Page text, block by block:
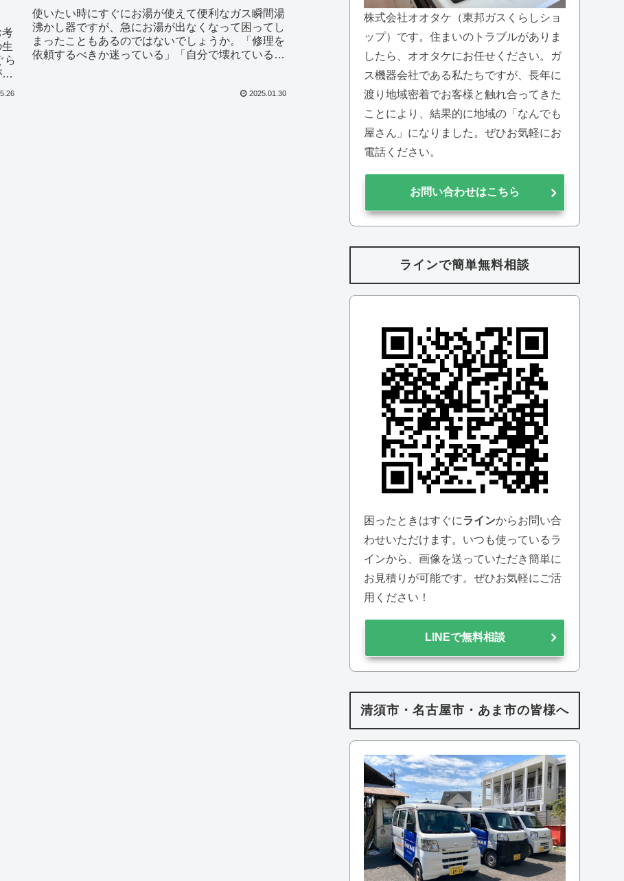
考
ら
使いたい時にすぐにお湯が使えて便利なガス瞬間湯
沸かし器ですが、急にお湯が出なくなって困ってし
まったこともあるのではないでしょうか。「修理を
依頼するべきか迷っている」「自分で壊れているか
2025.01.30
株式会社オオタケ（東邦ガスくらしショ
ップ）です。住まいのトラブルがありま
したら、オオタケにお任せください。ガ
ス機器会社である私たちですが、長年に
渡り地域密着でお客様と触れ合ってきた
ことにより、結果的に地域の「なんでも
屋さん」になりました。ぜひお気軽にお
電話ください。
お問い合わせはこちら
ラインで簡単無料相談
困ったときはすぐにラインからお問い合
わせいただけます。いつも使っているラ
インから、画像を送っていただき簡単に
お見積りが可能です。ぜひお気軽にご活
用ください！
LINEで無料相談
清須市・名古屋市・あま市の皆様へ